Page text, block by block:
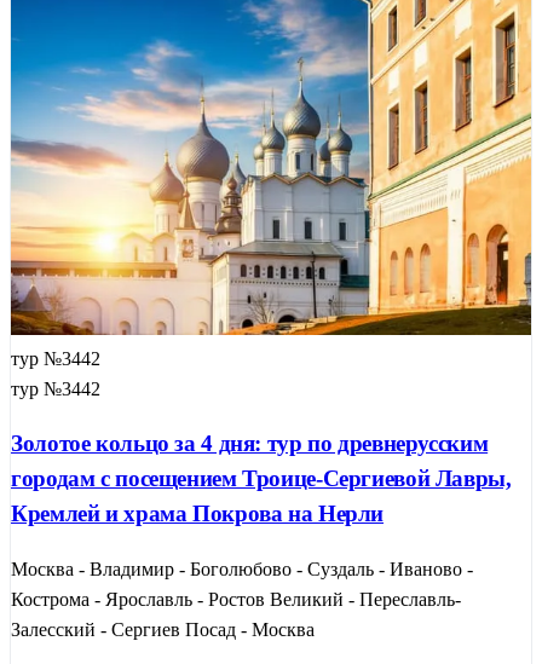
тур №3442
тур №3442
Золотое кольцо за 4 дня: тур по древнерусским
городам с посещением Троице-Сергиевой Лавры,
Кремлей и храма Покрова на Нерли
Москва - Владимир - Боголюбово - Суздаль - Иваново -
Кострома - Ярославль - Ростов Великий - Переславль-
Залесский - Сергиев Посад - Москва